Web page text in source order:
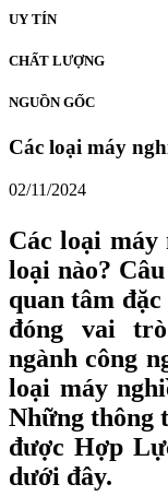
UY TÍN
CHẤT LƯỢNG
NGUỒN GỐC
Các loại máy
02/11/2024
Các loại máy
loại nào?
quan tâm
đóng vai
ngành công
loại máy
Những thông
được Hợp
dưới đây.